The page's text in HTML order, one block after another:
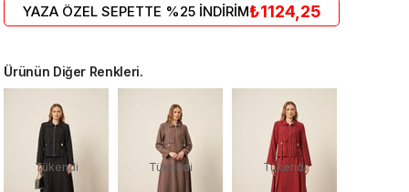
YAZA ÖZEL SEPETTE %25 İNDİRİM₺1124,25
Ürünün Diğer Renkleri.
Tükendi Tükendi Tükendi